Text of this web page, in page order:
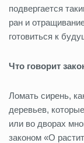
подвергается
ран и
готовиться к
Что говорит
Ломать сирень,
деревьев,
или во дворах
законом «О